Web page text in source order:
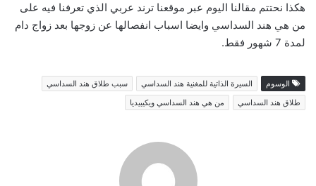
هكذا نحتتم مقالنا اليوم عبر موقعنا ترند عربي الذي تعرفنا فيه على
من هي هند السداسي وايضا اسباب انفصالها عن زوجها بعد زواج دام
لمدة 7 شهور فقط.
الوسوم السيرة الذاتية للمغنية هند السداسي
سبب طلاق هند السداسي
طلاق هند السداسي
من هي هند السداسي ويكيبيديا